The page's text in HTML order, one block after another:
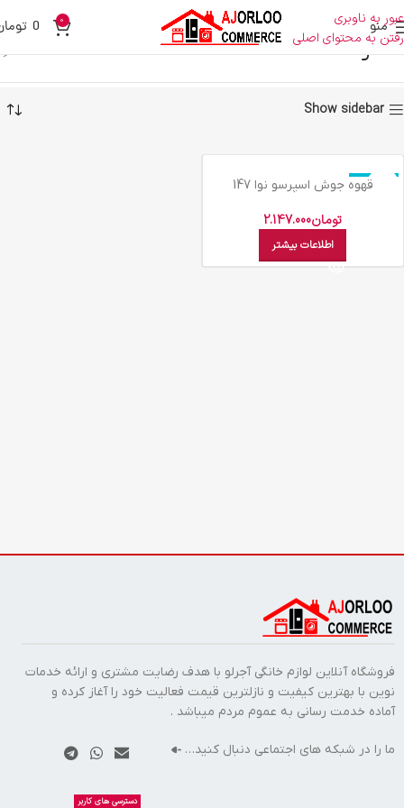
عبور به ناوبری
رفتن به محتوای اصلی
منو 0
0
نوا خانه نوا
Show sidebar
اتمام موجودی
قهوه جوش اسپرسو نوا 147
تومان2.147.000
اطلاعات بیشتر
فروشگاه آنلاین لوازم خانگی آجرلو با هدف رضایت مشتری و ارائه خدمات
نوین با بهترین کیفیت و نازلترین قیمت فعالیت خود را آغاز کرده و
آماده خدمت رسانی به عموم مردم میباشد .
ما را در شبکه های اجتماعی دنبال کنید…
دسترسی های کاربر